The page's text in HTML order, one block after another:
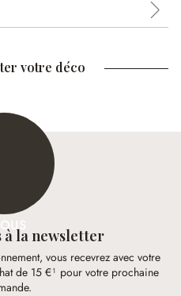
votre déco
à la newsletter
vous recevrez avec votre
de 15 €¹ pour votre prochaine